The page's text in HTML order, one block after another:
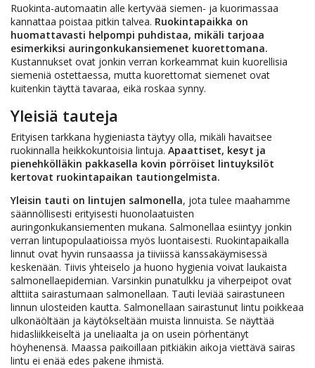
Ruokinta-automaatin alle kertyvää siemen- ja kuorimassaa
kannattaa poistaa pitkin talvea. Ruokintapaikka on
huomattavasti helpompi puhdistaa, mikäli tarjoaa
esimerkiksi auringonkukansiemenet kuorettomana.
Kustannukset ovat jonkin verran korkeammat kuin kuorellisia
siemeniä ostettaessa, mutta kuorettomat siemenet ovat
kuitenkin täyttä tavaraa, eikä roskaa synny.
Yleisiä tauteja
Erityisen tarkkana hygieniasta täytyy olla, mikäli havaitsee
ruokinnalla heikkokuntoisia lintuja. Apaattiset, kesyt ja
pienehkölläkin pakkasella kovin pörröiset lintuyksilöt
kertovat ruokintapaikan tautiongelmista.
Yleisin tauti on lintujen salmonella, jota tulee maahamme
säännöllisesti erityisesti huonolaatuisten
auringonkukansiementen mukana. Salmonellaa esiintyy jonkin
verran lintupopulaatioissa myös luontaisesti. Ruokintapaikalla
linnut ovat hyvin runsaassa ja tiiviissä kanssakäymisessä
keskenään. Tiivis yhteiselo ja huono hygienia voivat laukaista
salmonellaepidemian. Varsinkin punatulkku ja viherpeipot ovat
alttiita sairastumaan salmonellaan. Tauti leviää sairastuneen
linnun ulosteiden kautta. Salmonellaan sairastunut lintu poikkeaa
ulkonäöltään ja käytökseltään muista linnuista. Se näyttää
hidasliikkeiseltä ja uneliaalta ja on usein pörhentänyt
höyhenensä. Maassa paikoillaan pitkiäkin aikoja viettävä sairas
lintu ei enää edes pakene ihmistä.